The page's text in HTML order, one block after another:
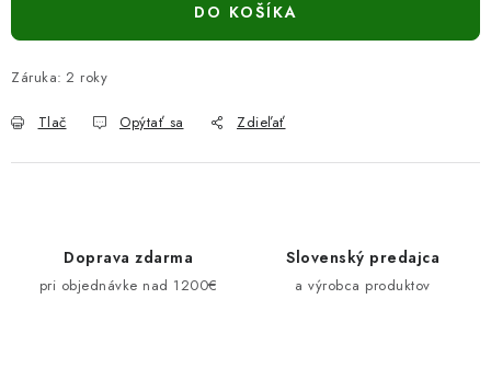
DO KOŠÍKA
Záruka: 2 roky
Tlač Opýtať sa Zdieľať
Doprava zdarma
pri objednávke nad 1200€
Slovenský predajca
a výrobca produktov